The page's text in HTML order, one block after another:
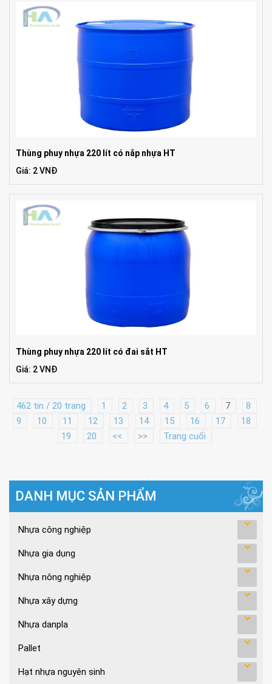
Thùng phuy nhựa 220 lít có nắp nhựa HT
Giá: 2 VNĐ
Thùng phuy nhựa 220 lít có đai sắt HT
Giá: 2 VNĐ
462 tin / 20 trang 1 2 3 4 5 6 7
8
9
10 11 12 13 14 15 16 17
18
19
20 << >> Trang cuối
DANH MỤC SẢN PHẨM
Nhựa công nghiệp
Nhựa gia dụng
Nhựa nông nghiệp
Nhựa xây dựng
Nhựa danpla
Pallet
Hạt nhựa nguyên sinh